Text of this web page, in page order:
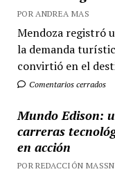
POR ANDREA MAS
Mendoza registró
la demanda
convirtió en el
Comentarios cerrados
Mundo Edison:
carreras
en acción
POR REDACCIÓN